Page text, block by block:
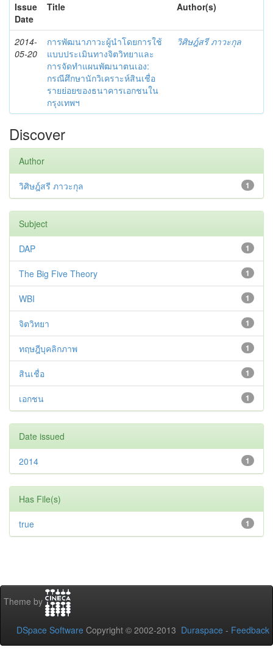
Issue
Date
Title Author(s)
2014-
05-20
การพัฒนาภาวะผู้นำโดยการใช้
แบบประเมินทางจิตวิทยาและ
การจัดทำแผนพัฒนาตนเอง:
กรณีศึกษานักวิเคราะห์สินเชื่อ
รายย่อยของธนาคารเอกชนใน
กรุงเทพฯ
วิศิษฎ์สรี ภาวะกุล
Discover
Author
1
วิศิษฎ์สรี ภาวะกุล
Subject
1
DAP
1
The Big Five Theory
1
WBI
1
จิตวิทยา
1
ทฤษฎีบุคลิกภาพ
1
สินเชื่อ
1
เอกชน
Date issued
1
2014
Has File(s)
1
true
Theme by
DSpace Software Copyright © 2002-2013 Duraspace - Feedback